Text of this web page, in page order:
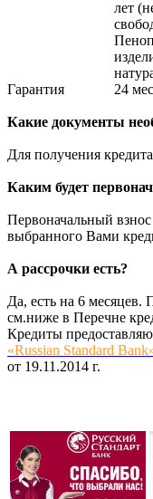
лет
Гарантия
24
Какие документы
Для получения
Каким будет
Первоначальный
выбранного Вами
А рассрочки есть?
Да, есть на 6 месяцев.
см.ниже в Перечне
Кредиты
«Russian Standard
от 19.11.2014 г.